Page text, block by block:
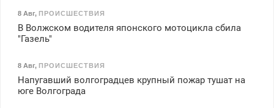
8 Авг, ПРОИСШЕСТВИЯ
В Волжском водителя японского мотоцикла сбила
"Газель"
8 Авг, ПРОИСШЕСТВИЯ
Напугавший волгоградцев крупный пожар тушат на
юге Волгограда